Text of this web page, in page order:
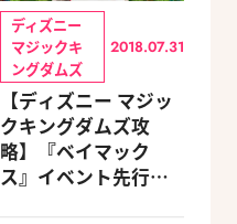
ディズニー
マジックキ
ングダムズ
2018.07.31
【ディズニー マジッ
クキングダムズ攻
略】『ベイマック
ス』イベント先行体